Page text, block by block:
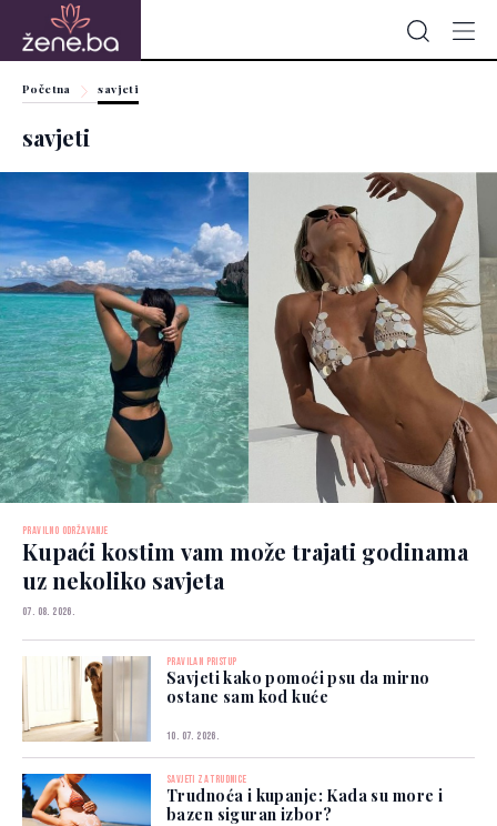
Početna savjeti
savjeti
PRAVILNO ODRŽAVANJE
Kupaći kostim vam može trajati godinama
uz nekoliko savjeta
07. 08. 2026.
PRAVILAN PRISTUP
Savjeti kako pomoći psu da mirno
ostane sam kod kuće
10. 07. 2026.
SAVJETI ZA TRUDNICE
Trudnoća i kupanje: Kada su more i
bazen siguran izbor?